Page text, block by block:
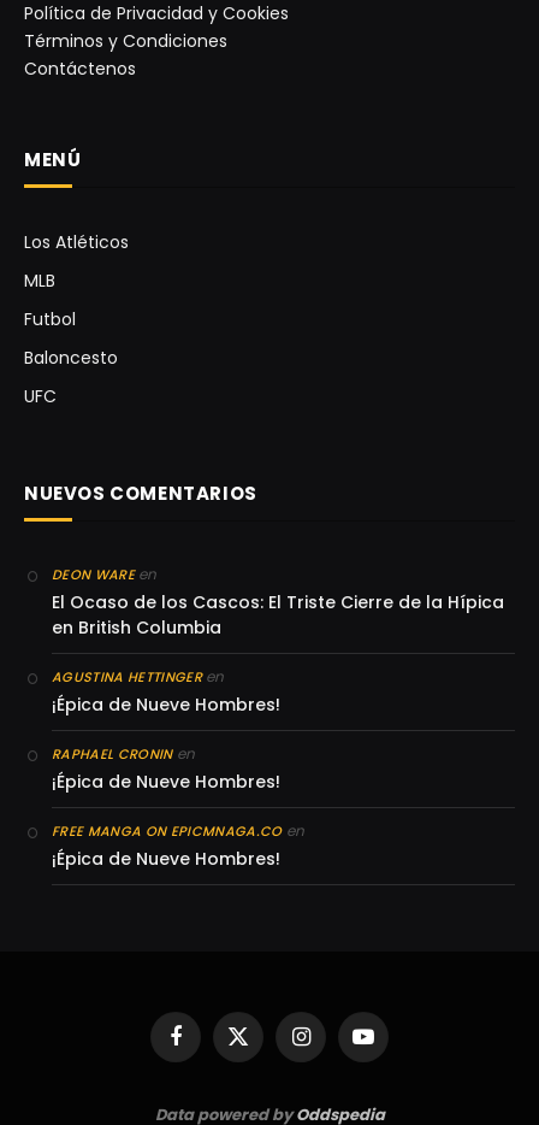
Política de Privacidad y Cookies
Términos y Condiciones
Contáctenos
MENÚ
Los Atléticos
MLB
Futbol
Baloncesto
UFC
NUEVOS COMENTARIOS
DEON WAREen
El Ocaso de los Cascos: El Triste Cierre de la Hípica
en British Columbia
AGUSTINA HETTINGERen
¡Épica de Nueve Hombres!
RAPHAEL CRONINen
¡Épica de Nueve Hombres!
FREE MANGA ON EPICMNAGA.COen
¡Épica de Nueve Hombres!
Facebook
X
(Twitter)
InstagramYouTube
Data powered byOddspedia